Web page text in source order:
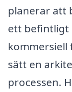
planerar att
ett befintligt
kommersiell
sätt en
processen.